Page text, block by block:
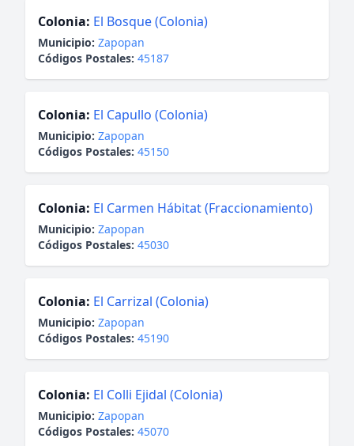
Colonia: El Bosque (Colonia)
Municipio: Zapopan
Códigos Postales: 45187
Colonia: El Capullo (Colonia)
Municipio: Zapopan
Códigos Postales: 45150
Colonia: El Carmen Hábitat (Fraccionamiento)
Municipio: Zapopan
Códigos Postales: 45030
Colonia: El Carrizal (Colonia)
Municipio: Zapopan
Códigos Postales: 45190
Colonia: El Colli Ejidal (Colonia)
Municipio: Zapopan
Códigos Postales: 45070